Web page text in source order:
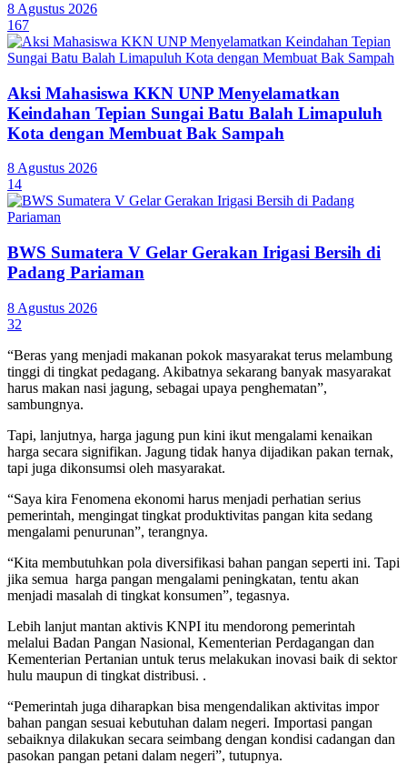
8 Agustus 2026
167
Aksi Mahasiswa KKN UNP Menyelamatkan
Keindahan Tepian Sungai Batu Balah Limapuluh
Kota dengan Membuat Bak Sampah
8 Agustus 2026
14
BWS Sumatera V Gelar Gerakan Irigasi Bersih di
Padang Pariaman
8 Agustus 2026
32
“Beras yang menjadi makanan pokok masyarakat terus melambung
tinggi di tingkat pedagang. Akibatnya sekarang banyak masyarakat
harus makan nasi jagung, sebagai upaya penghematan”,
sambungnya.
Tapi, lanjutnya, harga jagung pun kini ikut mengalami kenaikan
harga secara signifikan. Jagung tidak hanya dijadikan pakan ternak,
tapi juga dikonsumsi oleh masyarakat.
“Saya kira Fenomena ekonomi harus menjadi perhatian serius
pemerintah, mengingat tingkat produktivitas pangan kita sedang
mengalami penurunan”, terangnya.
“Kita membutuhkan pola diversifikasi bahan pangan seperti ini. Tapi
jika semua harga pangan mengalami peningkatan, tentu akan
menjadi masalah di tingkat konsumen”, tegasnya.
Lebih lanjut mantan aktivis KNPI itu mendorong pemerintah
melalui Badan Pangan Nasional, Kementerian Perdagangan dan
Kementerian Pertanian untuk terus melakukan inovasi baik di sektor
hulu maupun di tingkat distribusi. .
“Pemerintah juga diharapkan bisa mengendalikan aktivitas impor
bahan pangan sesuai kebutuhan dalam negeri. Importasi pangan
sebaiknya dilakukan secara seimbang dengan kondisi cadangan dan
pasokan pangan petani dalam negeri”, tutupnya.